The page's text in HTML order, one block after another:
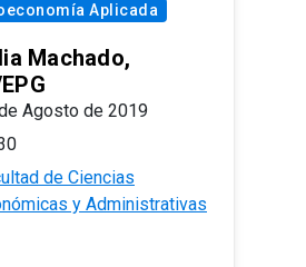
Aplicada
Machado,
Agosto de 2019
de Ciencias
y Administrativas